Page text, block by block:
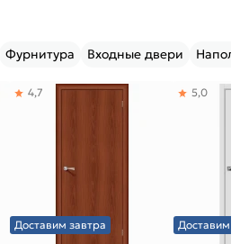
Фурнитура Входные двери
Доставим завтра
4,7
Доставим
5,0